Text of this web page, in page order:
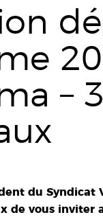
–
du
de vous inviter